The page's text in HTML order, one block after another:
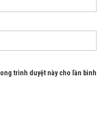
trình duyệt này cho lần bình